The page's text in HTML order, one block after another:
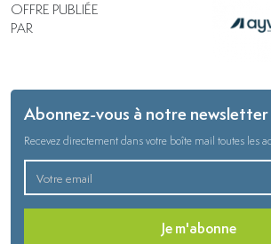
OFFRE PUBLIÉE
PAR
Abonnez-vous à notre newsletter
Recevez directement dans votre boîte mail toutes les
Je m'abonne